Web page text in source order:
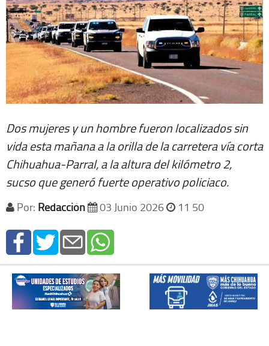
Dos mujeres y un hombre fueron localizados sin
vida esta mañana a la orilla de la carretera vía corta
Chihuahua-Parral, a la altura del kilómetro 2,
sucso que generó fuerte operativo policiaco.
Por: Redacción 03 Junio 2026 11 50